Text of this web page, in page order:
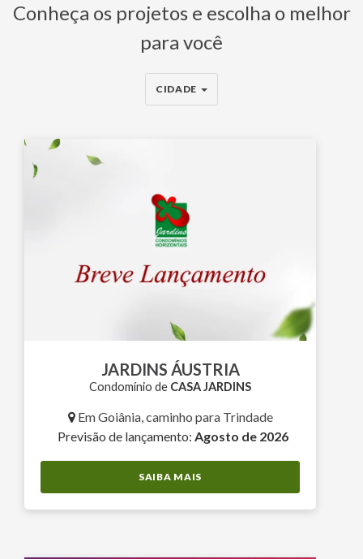
Conheça os projetos e escolha o melhor
para você
CIDADE
JARDINS ÁUSTRIA
Condomínio de CASA JARDINS
Em Goiânia, caminho para Trindade
Previsão de lançamento: Agosto de 2026
SAIBA MAIS